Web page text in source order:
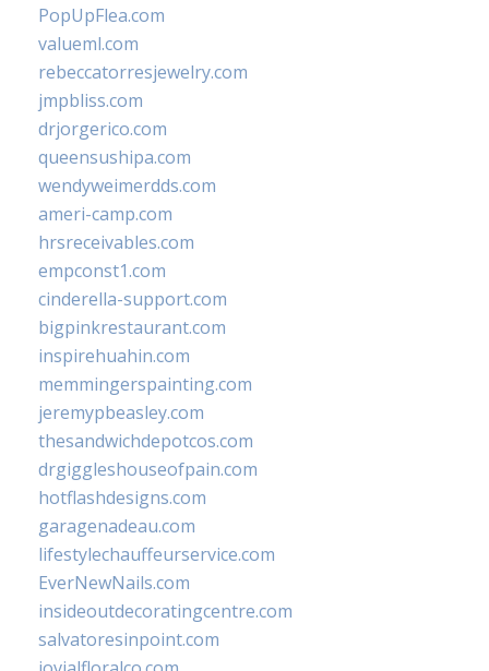
PopUpFlea.com
valueml.com
rebeccatorresjewelry.com
jmpbliss.com
drjorgerico.com
queensushipa.com
wendyweimerdds.com
ameri-camp.com
hrsreceivables.com
empconst1.com
cinderella-support.com
bigpinkrestaurant.com
inspirehuahin.com
memmingerspainting.com
jeremypbeasley.com
thesandwichdepotcos.com
drgiggleshouseofpain.com
hotflashdesigns.com
garagenadeau.com
lifestylechauffeurservice.com
EverNewNails.com
insideoutdecoratingcentre.com
salvatoresinpoint.com